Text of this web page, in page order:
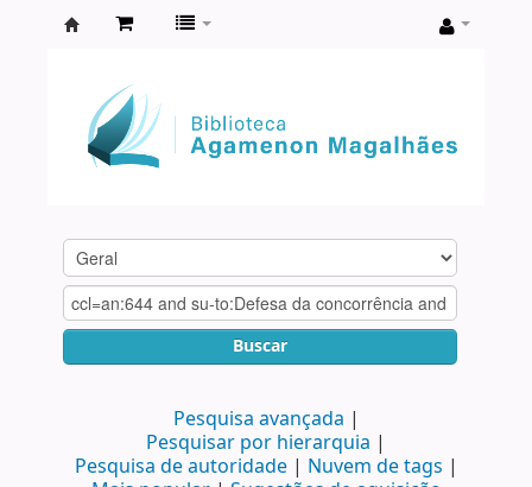
Agamenon
Magalhães
Buscar
Pesquisa avançada
Pesquisar por hierarquia
Pesquisa de autoridade
Nuvem de tags